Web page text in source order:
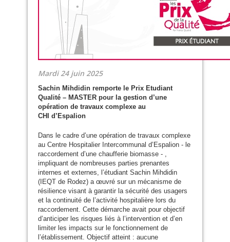
Mardi 24 juin 2025
Sachin Mihdidin remporte le Prix Etudiant
Qualité – MASTER pour la gestion d’une
opération de travaux complexe au
CHI
d’Espalion
Dans le cadre d’une opération de travaux complexe
au Centre Hospitalier Intercommunal d’Espalion - le
raccordement d’une chaufferie biomasse - ,
impliquant de nombreuses parties prenantes
internes et externes, l’étudiant Sachin Mihdidin
( IEQT de Rodez) a œuvré sur un mécanisme de
résilience visant à garantir la sécurité des usagers
et la continuité de l’activité hospitalière lors du
raccordement. Cette démarche avait pour objectif
d’anticiper les risques liés à l’intervention et d’en
limiter les impacts sur le fonctionnement de
l’établissement. Objectif atteint : aucune